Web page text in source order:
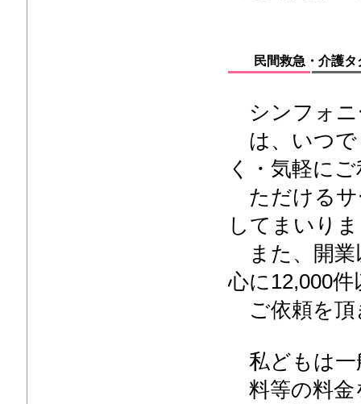
民間救急・介護タ
シンフォニ
は、いつで
く・気軽に
ただけるサ
してまいり
また、開業
心に12,000件
ご依頼を頂
私どもは一
料等の料金